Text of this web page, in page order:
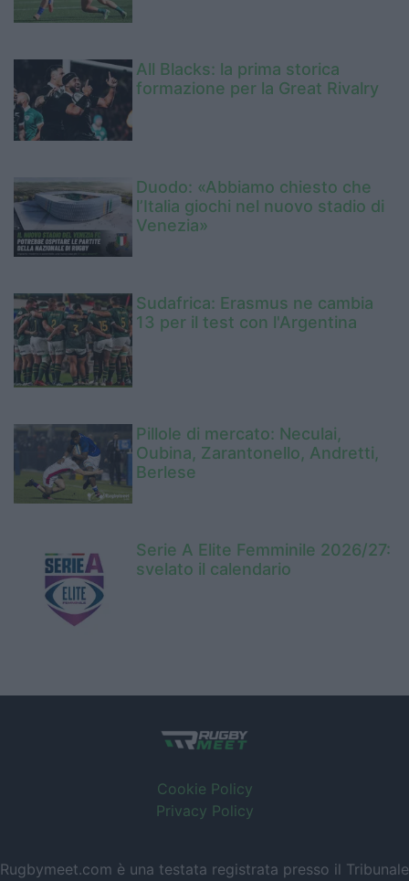
All Blacks: la prima storica
formazione per la Great Rivalry
Duodo: «Abbiamo chiesto che
l’Italia giochi nel nuovo stadio di
Venezia»
Sudafrica: Erasmus ne cambia
13 per il test con l'Argentina
Pillole di mercato: Neculai,
Oubina, Zarantonello, Andretti,
Berlese
Serie A Elite Femminile 2026/27:
svelato il calendario
Cookie Policy
Privacy Policy
Rugbymeet.com è una testata registrata presso il Tribunale